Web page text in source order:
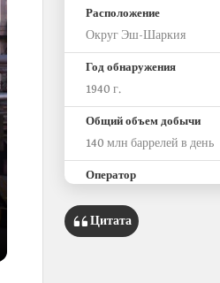
Расположение
Округ Эш-Шаркия
Год обнаружения
1940 г.
Общий объем добычи
140 млн баррелей в день
Оператор
Важнейшие
Цитата